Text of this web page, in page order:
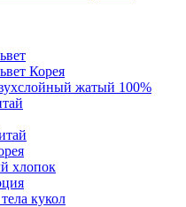
Корея
жатый 100%
хлопок
кукол